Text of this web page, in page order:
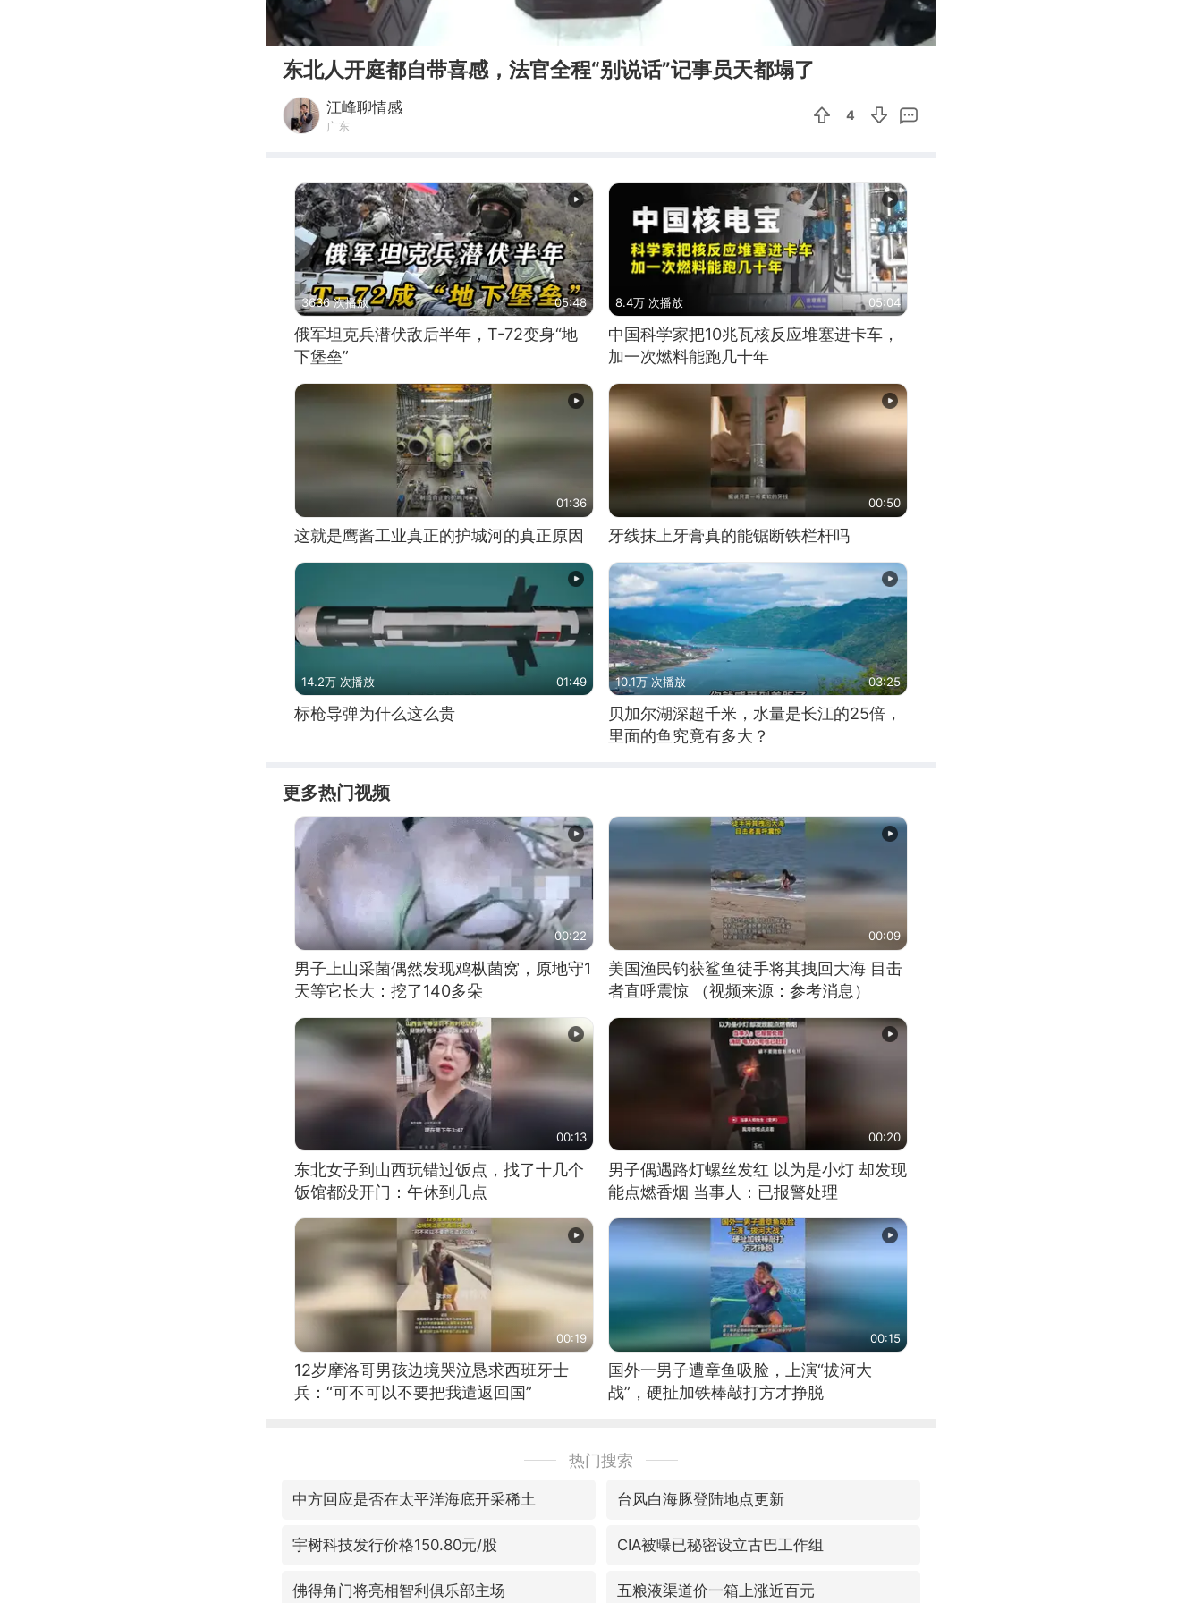
00:00 09:26
东北人开庭都自带喜感，法官全程“别说话”记事员天都塌了
江峰聊情感
广东
4
3636 次播放 05:48
俄军坦克兵潜伏敌后半年，T-72变身“地
下堡垒”
8.4万 次播放 05:04
中国科学家把10兆瓦核反应堆塞进卡车，
加一次燃料能跑几十年
01:36
这就是鹰酱工业真正的护城河的真正原因
00:50
牙线抹上牙膏真的能锯断铁栏杆吗
14.2万 次播放 01:49
标枪导弹为什么这么贵
10.1万 次播放 03:25
贝加尔湖深超千米，水量是长江的25倍，
里面的鱼究竟有多大？
更多热门视频
00:22
男子上山采菌偶然发现鸡枞菌窝，原地守1
天等它长大：挖了140多朵
00:09
美国渔民钓获鲨鱼徒手将其拽回大海 目击
者直呼震惊 （视频来源：参考消息）
00:13
东北女子到山西玩错过饭点，找了十几个
饭馆都没开门：午休到几点
00:20
男子偶遇路灯螺丝发红 以为是小灯 却发现
能点燃香烟 当事人：已报警处理
00:19
12岁摩洛哥男孩边境哭泣恳求西班牙士
兵：“可不可以不要把我遣返回国”
00:15
国外一男子遭章鱼吸脸，上演“拔河大
战”，硬扯加铁棒敲打方才挣脱
热门搜索
中方回应是否在太平洋海底开采稀土 台风白海豚登陆地点更新
宇树科技发行价格150.80元/股 CIA被曝已秘密设立古巴工作组
佛得角门将亮相智利俱乐部主场 五粮液渠道价一箱上涨近百元